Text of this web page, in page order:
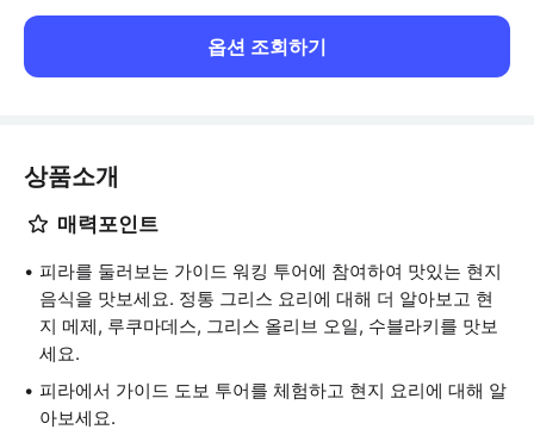
옵션 조회하기
상품소개
매력포인트
피라를 둘러보는 가이드 워킹 투어에 참여하여 맛있는 현지
음식을 맛보세요. 정통 그리스 요리에 대해 더 알아보고 현
지 메제, 루쿠마데스, 그리스 올리브 오일, 수블라키를 맛보
세요.
피라에서 가이드 도보 투어를 체험하고 현지 요리에 대해 알
아보세요.